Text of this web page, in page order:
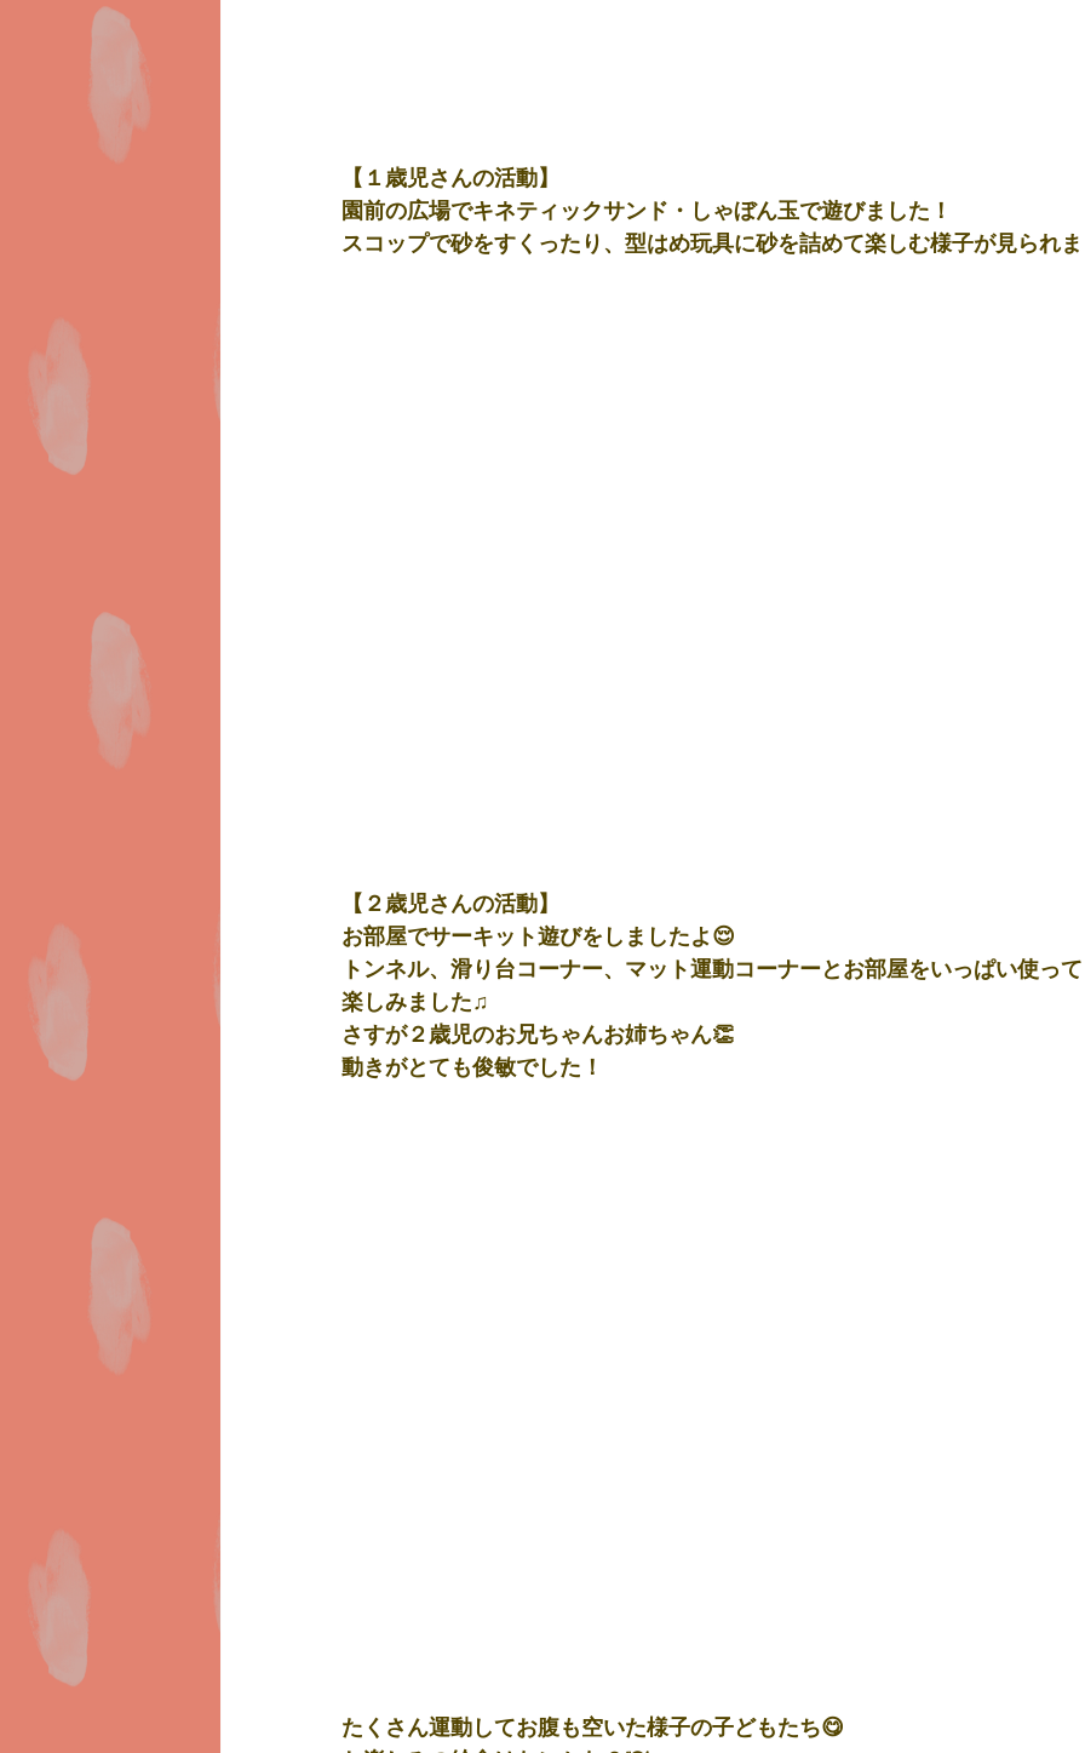
【１歳児さんの活動】
園前の広場でキネティックサンド・しゃぼん玉で遊びました！
スコップで砂をすくったり、型はめ玩具に砂を詰めて楽しむ様子が見られ
【２歳児さんの活動】
お部屋でサーキット遊びをしましたよ😌
トンネル、滑り台コーナー、マット運動コーナーとお部屋をいっぱい使っ
楽しみました♫
さすが２歳児のお兄ちゃんお姉ちゃん👏
動きがとても俊敏でした！
たくさん運動してお腹も空いた様子の子どもたち😋